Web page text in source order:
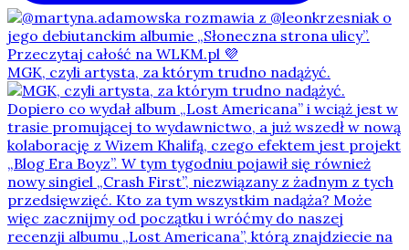
MGK, czyli artysta, za którym trudno nadążyć.